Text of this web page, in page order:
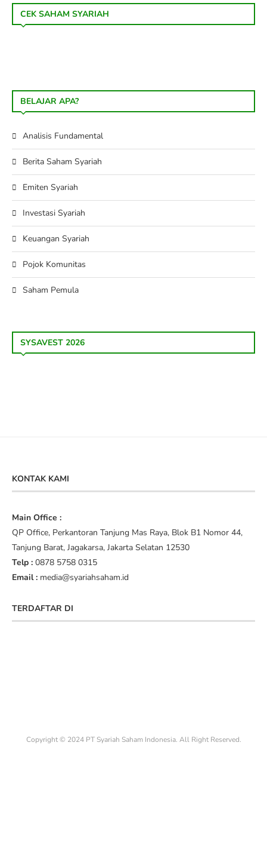
CEK SAHAM SYARIAH
BELAJAR APA?
Analisis Fundamental
Berita Saham Syariah
Emiten Syariah
Investasi Syariah
Keuangan Syariah
Pojok Komunitas
Saham Pemula
SYSAVEST 2026
KONTAK KAMI
Main Office :
QP Office, Perkantoran Tanjung Mas Raya, Blok B1 Nomor 44,
Tanjung Barat, Jagakarsa, Jakarta Selatan 12530
Telp : 0878 5758 0315
Email : media@syariahsaham.id
TERDAFTAR DI
Copyright © 2024 PT Syariah Saham Indonesia. All Right Reserved.